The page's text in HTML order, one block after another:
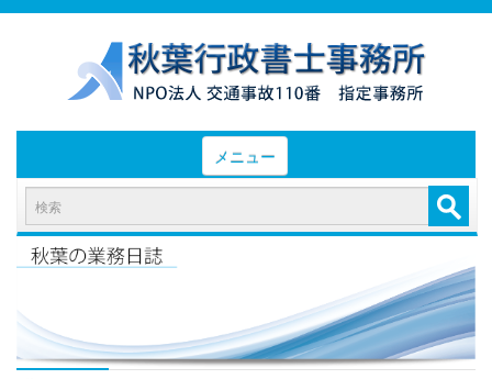
メニュー
HOME
お知らせと業務日誌
- 後遺障害等級認定実績（初回申請）
- 後遺障害等級認定実績（異議申立）